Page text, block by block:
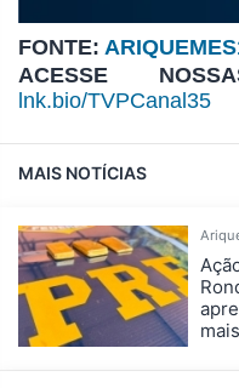
FONTE:
ACESSE
lnk.bio/TVPCanal35
MAIS NOTÍCIAS